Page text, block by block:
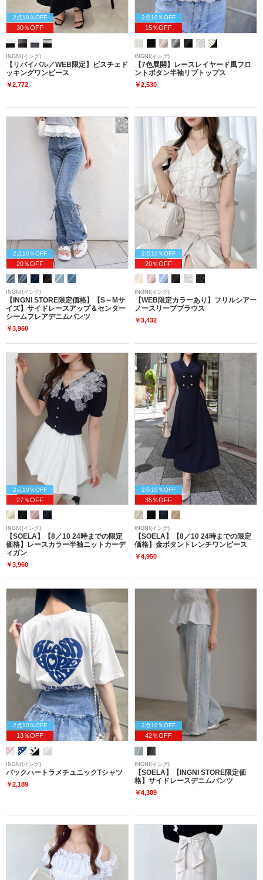
2点10％OFF
30％OFF
INGNI(イング)
【リバイバル／WEB限定】ビスチェド
ッキングワンピース
￥2,772
2点10％OFF
15％OFF
INGNI(イング)
【7色展開】レースレイヤード風フロ
ントボタン半袖リブトップス
￥2,530
2点10％OFF
20％OFF
INGNI(イング)
【INGNI STORE限定価格】【S～Mサ
イズ】サイドレースアップ＆センター
シームフレアデニムパンツ
￥3,960
2点10％OFF
20％OFF
INGNI(イング)
【WEB限定カラーあり】フリルシアー
ノースリーブブラウス
￥3,432
2点10％OFF
27％OFF
INGNI(イング)
【SOELA】【8／10 24時までの限定
価格】レースカラー半袖ニットカーデ
ィガン
￥3,960
2点10％OFF
35％OFF
INGNI(イング)
【SOELA】【8／10 24時までの限定
価格】金ボタントレンチワンピース
￥4,950
2点10％OFF
13％OFF
INGNI(イング)
バックハートラメチュニックTシャツ
￥2,189
2点10％OFF
42％OFF
INGNI(イング)
【SOELA】【INGNI STORE限定価
格】サイドレースデニムパンツ
￥4,389